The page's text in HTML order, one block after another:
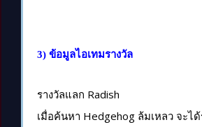
3) ข้อมูลไอเทมรางวัล
รางวัลแลก Radish
เมื่อค้นหา Hedgehog ล้มเหลว จะไ